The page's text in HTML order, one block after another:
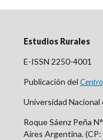
Estudios Rurales
E-ISSN 2250-4001
Publicación del Centro
Universidad Nacional
Roque Sáenz Peña
Aires Argentina. (CP: